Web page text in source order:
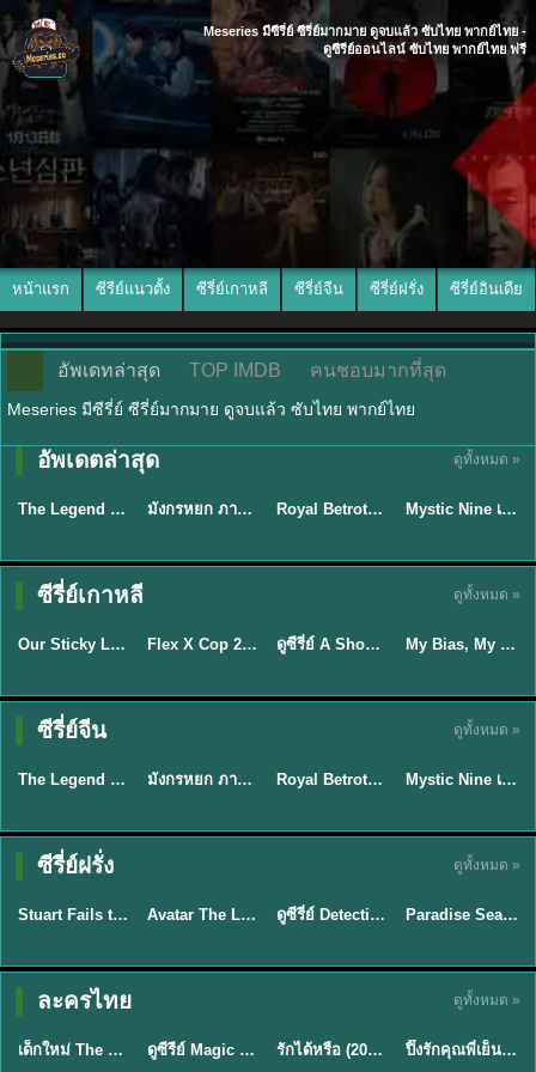
Meseries มีซีรี่ย์ ซีรี่ย์มากมาย ดูจบแล้ว ซับไทย พากย์ไทย -
ดูซีรีย์ออนไลน์ ซับไทย พากย์ไทย ฟรี
หน้าแรก ซีรีย์แนวตั้ง ซีรี่ย์เกาหลี ซีรี่ย์จีน ซีรี่ย์ฝรั่ง ซีรี่ย์อินเดีย
อัพเดทล่าสุด TOP IMDB คนชอบมากที่สุด
Meseries มีซีรี่ย์ ซีรี่ย์มากมาย ดูจบแล้ว ซับไทย พากย์ไทย
อัพเดตล่าสุด ดูทั้งหมด »
★8.5
พากย์ไทย
The Legend of ShenLi ปฐพีไร้พ่าย (2024) พากย์ไทย ซับไทย EP.1-39 ★8 มังกรหยก ภาคมารบูรพาและพิษประจิม Duel on Mount Hua พากย์ไทย ★9 Royal Betrothal (2026) สัญญาวิวาห์แห่งราชวงศ์ พากย์ไทย ซับไทย EP1-32 ★9
พากย์ไทย/ซับ
Mystic Nine เก้าสกุล (2026) พากย์ไทย ซับไทย EP.1-30
ซีรี่ย์เกาหลี ดูทั้งหมด »
★6
ซับไทย
Our Sticky Love รักติดหนึบ (2026) พากย์ไทย ซับไทย EP.1-12 ★8 Flex X Cop 2 คุณชายสายสืบ ซีซั่น 2 (2026) พากย์ไทย ซับไทย EP.1-14 ★8 EP.16ดูซีรี่ย์ A Shop for Killers 2 ร้านลับนักฆ่า ซีซัน 2 (2026) ซับไทย-พากย์ไทย
ซับไทย
My Bias, My Boss เมื่อเมนฉันเป็นประธานบริษัท (2026) พากย์ไทย ซับไทย EP.1-12
ซีรี่ย์จีน ดูทั้งหมด »
★8.5
พากย์ไทย
The Legend of ShenLi ปฐพีไร้พ่าย (2024) พากย์ไทย ซับไทย EP.1-39 ★8 มังกรหยก ภาคมารบูรพาและพิษประจิม Duel on Mount Hua พากย์ไทย ★9 Royal Betrothal (2026) สัญญาวิวาห์แห่งราชวงศ์ พากย์ไทย ซับไทย EP1-32 ★9
พากย์ไทย/ซับ
Mystic Nine เก้าสกุล (2026) พากย์ไทย ซับไทย EP.1-30
ซีรี่ย์ฝรั่ง ดูทั้งหมด »
★9.3
พากย์ไทย
Stuart Fails to Save the Universe สจ๊วตล่มแผนกู้จักรวาล (2026) พากย์ไทย ซับไทย EP.1-10 ★7.8 EP.7Avatar The Last Airbender 2 เณรน้อยเจ้าอภินิหาร พากย์ไทย EP.9ดูซีรี่ย์ Detective Hole (2026) พากย์ไทย HD ฟรี อัปเดตล่าสุด Netflix EP.8
พากย์ไทย
Paradise Season 2 (2026) พากย์ไทย EP1-8 ดูซีรี่ย์ฝรั่ง HD ครบทุกตอน
ละครไทย ดูทั้งหมด »
★ 8 EP.6
พากย์ไทย
เด็กใหม่ The Reset 2026 EP1-6 พากย์ไทย ดูซีรี่ย์ Netflix ล่าสุด HD ดูซีรีย์ Magic Move (2026) ทำนายทายรัก Thai EP.1-10 HD รักได้หรือ (2026) YOUNG Let's Begin Again พากย์ไทย EP.1-19 ★8
พากย์ไทย
ปิ๊งรักคุณพี่เย็นชา (2026) Frozen Valentine EP.1-10 (จบ)